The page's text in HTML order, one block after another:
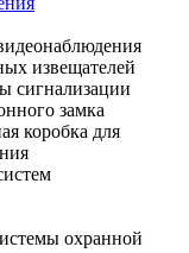
извещателей
сигнализации
замка
коробка для
охранной